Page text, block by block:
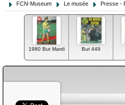
FCN-Museum Le musée Presse -
1980 But Mardi But 449